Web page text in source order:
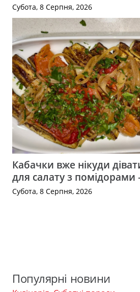
Субота, 8 Серпня, 2026
Кабачки вже нікуди
для салату з помідорами
Субота, 8 Серпня, 2026
Популярні новини